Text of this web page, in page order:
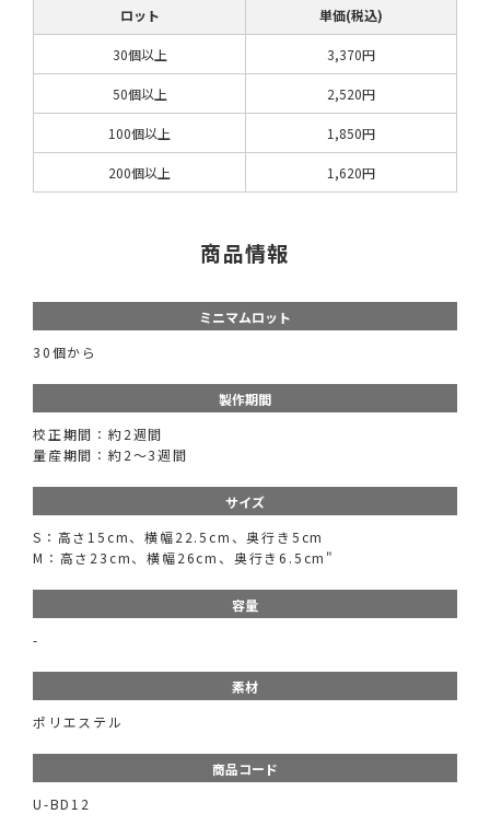
ロット 単価(税込)
30個以上 3,370円
50個以上 2,520円
100個以上 1,850円
200個以上 1,620円
商品情報
ミニマムロット
30個から
製作期間
校正期間：約2週間
量産期間：約2～3週間
サイズ
S：高さ15cm、横幅22.5cm、奥行き5cm
M：高さ23cm、横幅26cm、奥行き6.5cm"
容量
-
素材
ポリエステル
商品コード
U-BD12